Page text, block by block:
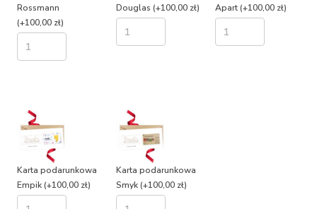
Rossmann
(+100,00 zł)
Douglas (+100,00 zł)
Apart(+100,00 zł)
Karta podarunkowa
Empik(+100,00 zł)
Karta podarunkowa
Smyk(+100,00 zł)